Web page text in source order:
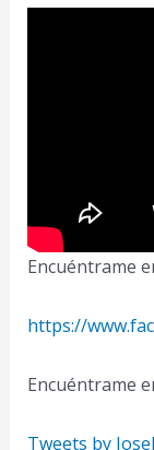
Encuéntrame
https://
Encuéntrame
Tweets by